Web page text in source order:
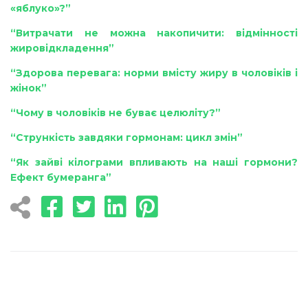
«яблуко»?”
“Витрачати не можна накопичити: відмінності
жировідкладення”
“Здорова перевага: норми вмісту жиру в чоловіків і
жінок”
“Чому в чоловіків не буває целюліту?”
“Стрункість завдяки гормонам: цикл змін”
“Як зайві кілограми впливають на наші гормони?
Ефект бумеранга”